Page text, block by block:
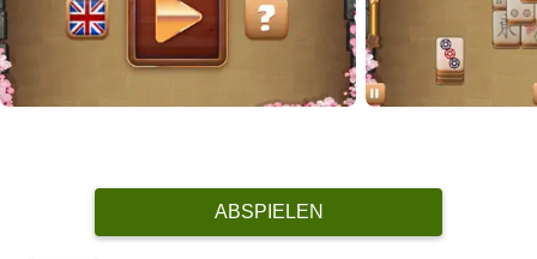
ABSPIELEN